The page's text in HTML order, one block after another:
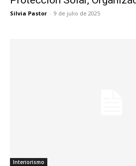
Silvia Pastor - 9 de julio de 2025
Interiorismo